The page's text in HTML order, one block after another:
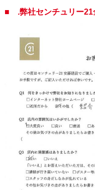
■ .弊社センチュリー21